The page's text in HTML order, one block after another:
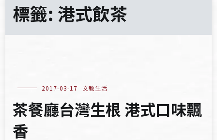
標籤: 港式飲茶
2017-03-17 文教生活
茶餐廳台灣生根 港式口味飄
香